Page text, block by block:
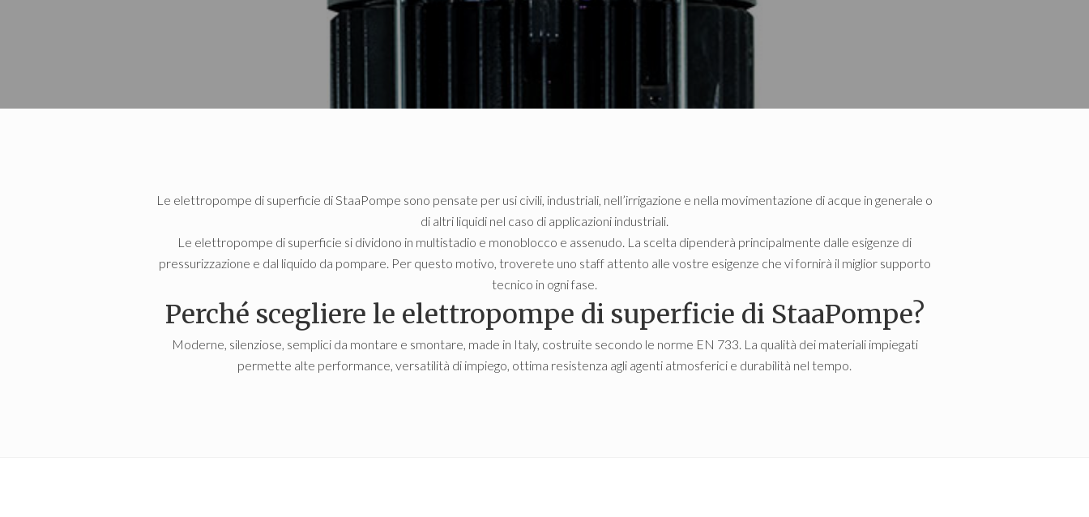
Le elettropompe di superficie di StaaPompe sono pensate per usi civili, industriali, nell’irrigazione e nella movimentazione di acque in generale o
di altri liquidi nel caso di applicazioni industriali.
Le elettropompe di superficie si dividono in multistadio e monoblocco e assenudo. La scelta dipenderà principalmente dalle esigenze di
pressurizzazione e dal liquido da pompare. Per questo motivo, troverete uno staff attento alle vostre esigenze che vi fornirà il miglior supporto
tecnico in ogni fase.
Perché scegliere le elettropompe di superficie di StaaPompe?
Moderne, silenziose, semplici da montare e smontare, made in Italy, costruite secondo le norme EN 733. La qualità dei materiali impiegati
permette alte performance, versatilità di impiego, ottima resistenza agli agenti atmosferici e durabilità nel tempo.